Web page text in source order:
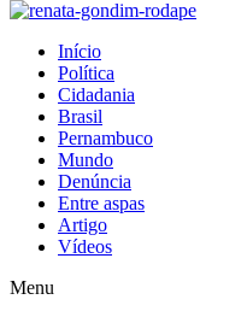
Início
Política
Cidadania
Brasil
Pernambuco
Mundo
Denúncia
Entre aspas
Artigo
Vídeos
Menu